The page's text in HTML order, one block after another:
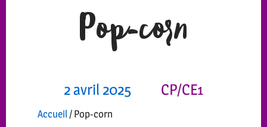
Pop-corn
2 avril 2025 CP/CE1
Accueil / Pop-corn